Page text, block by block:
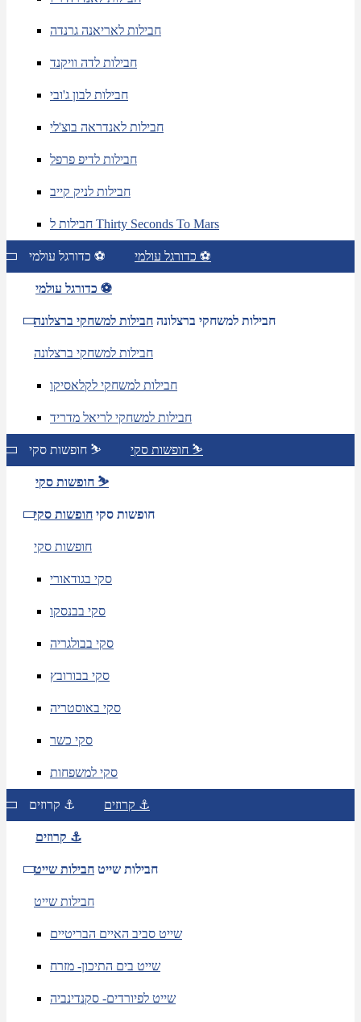
חבילות לאריאנה גרנדה
חבילות לדה וויקנד
חבילות לבון ג'ובי
חבילות לאנדראה בוצ'לי
חבילות לדיפ פרפל
חבילות לניק קייב
חבילות ל Thirty Seconds To Mars
כדורגל עולמי ⚽ כדורגל עולמי ⚽
כדורגל עולמי ⚽
חבילות למשחקי ברצלונה חבילות למשחקי ברצלונה
חבילות למשחקי ברצלונה
חבילות למשחקי לקלאסיקו
חבילות למשחקי לריאל מדריד
חופשות סקי ⛷️ חופשות סקי ⛷️
חופשות סקי ⛷️
חופשות סקי חופשות סקי
חופשות סקי
סקי בגודאורי
סקי בבנסקו
סקי בבולגריה
סקי בבורובץ
סקי באוסטריה
סקי כשר
סקי למשפחות
קרוזים ⚓ קרוזים ⚓
קרוזים ⚓
חבילות שייט חבילות שייט
חבילות שייט
שייט סביב האיים הבריטיים
שייט בים התיכון- מזרח
שייט לפיורדים- סקנדינביה